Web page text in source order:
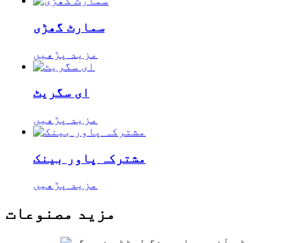
سمارٹ گھڑی
مزید پڑھیں
ای سگریٹ
مزید پڑھیں
مشترکہ پاور بینک
مزید پڑھیں
مزید مصنوعات